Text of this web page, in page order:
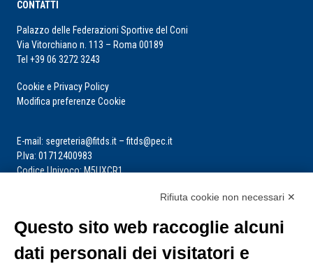
CONTATTI
Palazzo delle Federazioni Sportive del Coni
Via Vitorchiano n. 113 – Roma 00189
Tel +39 06 3272 3243
Cookie e Privacy Policy
Modifica preferenze Cookie
E-mail: segreteria@fitds.it – fitds@pec.it
P.Iva: 01712400983
Codice Univoco: M5UXCR1
La segreteria è aperta dal lunedì al venerdì dalle ore 9:00 alle ore 14:00
Rifiuta cookie non necessari ✕
Questo sito web raccoglie alcuni
dati personali dei visitatori e